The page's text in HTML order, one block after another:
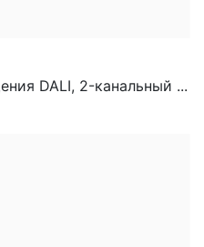
DALI, 2-канальный ...